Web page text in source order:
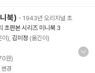
북) - 1943년 오리지널 초
초판본 시리즈 미니북 3
), 김미정 (옮긴이)
원)
변경